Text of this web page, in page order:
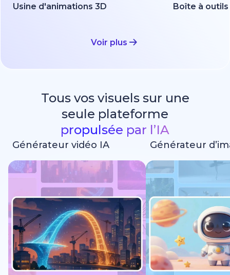
Usine d'animations 3D
Voir plus
Tous vos visuels sur une
seule plateforme
propulsée par l’IA
Générateur vidéo IA Générateur